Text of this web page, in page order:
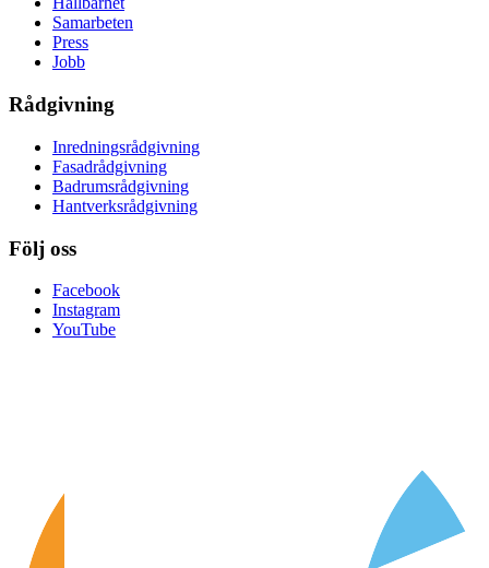
Samarbeten
Press
Jobb
Rådgivning
Inredningsrådgivning
Fasadrådgivning
Badrumsrådgivning
Hantverksrådgivning
Följ oss
Facebook
Instagram
YouTube